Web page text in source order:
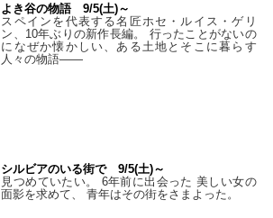
よき谷の物語 9/5(土)～
スペインを代表する名匠ホセ・ルイス・ゲリ
ン、10年ぶりの新作長編。 行ったことがないの
になぜか懐かしい、ある土地とそこに暮らす
人々の物語――
シルビアのいる街で 9/5(土)～
見つめていたい。 6年前に出会った 美しい女の
面影を求めて、 青年はその街をさまよった。